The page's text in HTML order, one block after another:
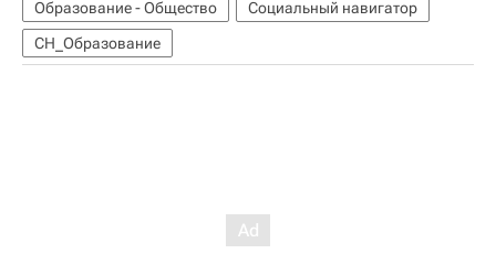
Образование - Общество
Социальный навигатор
СН_Образование